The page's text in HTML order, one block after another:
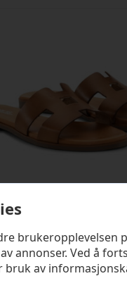
BIZ COPENHAGEN
Sandal
1 399,00
brukeropplevelsen
annonser. Ved å
av